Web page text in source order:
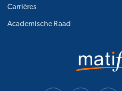
Carrières
Academische Raad